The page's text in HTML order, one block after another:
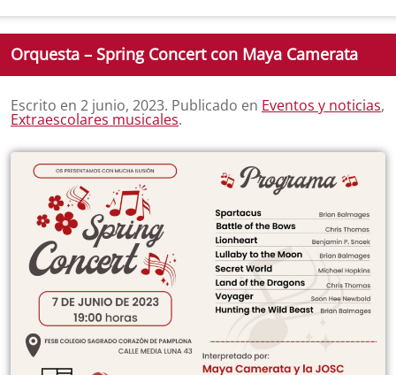
Orquesta – Spring Concert con Maya Camerata
Escrito en 2 junio, 2023. Publicado en Eventos y noticias,
Extraescolares musicales.